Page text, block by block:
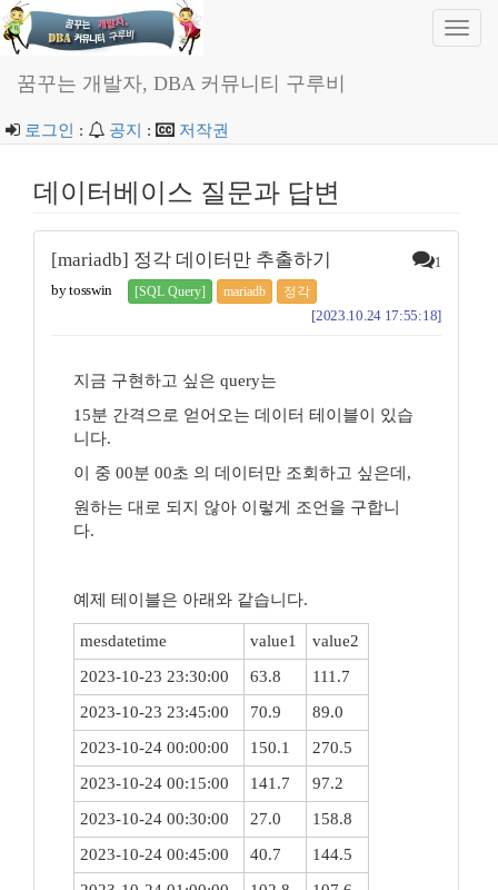
꿈꾸는 개발자, DBA 커뮤니티 구루비
로그인 : 공지 : 저작권
데이터베이스 질문과 답변
[mariadb] 정각 데이터만 추출하기 1
by tosswin [SQL Query] mariadb 정각
[2023.10.24 17:55:18]
지금 구현하고 싶은 query는
15분 간격으로 얻어오는 데이터 테이블이 있습
니다.
이 중 00분 00초 의 데이터만 조회하고 싶은데,
원하는 대로 되지 않아 이렇게 조언을 구합니
다.
예제 테이블은 아래와 같습니다.
mesdatetime value1
value2
2023-10-23 23:30:00
63.8
111.7
2023-10-23 23:45:00
70.9
89.0
2023-10-24 00:00:00
150.1
270.5
2023-10-24 00:15:00
141.7
97.2
2023-10-24 00:30:00
27.0
158.8
2023-10-24 00:45:00
40.7
144.5